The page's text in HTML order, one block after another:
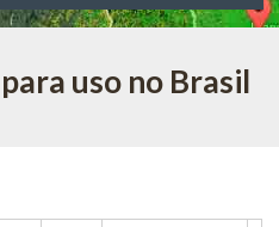
uso no Brasil